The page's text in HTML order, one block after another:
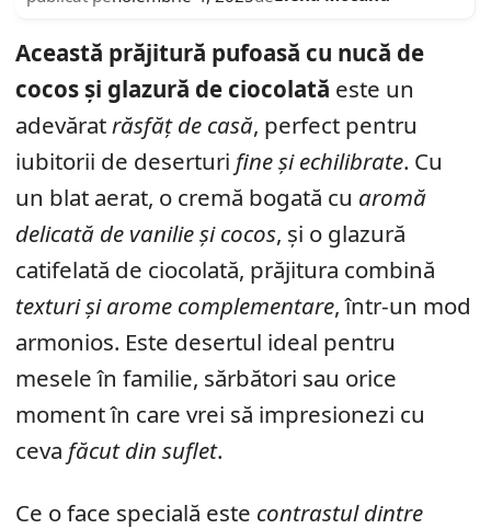
Această prăjitură pufoasă cu nucă de
cocos și glazură de ciocolată este un
adevăratrăsfăț de casă, perfect pentru
iubitorii de deserturi fine și echilibrate. Cu
un blat aerat, o cremă bogată cu aromă
delicată de vanilie și cocos, și o glazură
catifelată de ciocolată, prăjitura combină
texturi și arome complementare, într-un mod
armonios. Este desertul ideal pentru
mesele în familie, sărbători sau orice
moment în care vrei să impresionezi cu
ceva făcut din suflet.
Ce o face specială este contrastul dintre